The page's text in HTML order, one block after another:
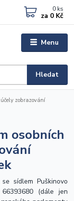
Menu
Hledat
0 ks
za 0 Kč
zobrazování
osobních
sídlem Puškinovo
(dále jen